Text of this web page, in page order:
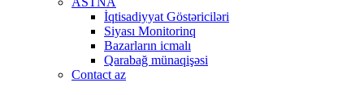
İqtisadiyyat Göstəriciləri
Siyası Monitorinq
Bazarların icmalı
Qarabağ münaqişəsi
Contact az